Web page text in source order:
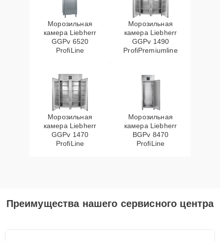
Морозильная
камера Liebherr
GGPv 6520
ProfiLine
Морозильная
камера Liebherr
GGPv 1490
ProfiPremiumline
Морозильная
камера Liebherr
GGPv 1470
ProfiLine
Морозильная
камера Liebherr
BGPv 8470
ProfiLine
Преимущества нашего сервисного центра